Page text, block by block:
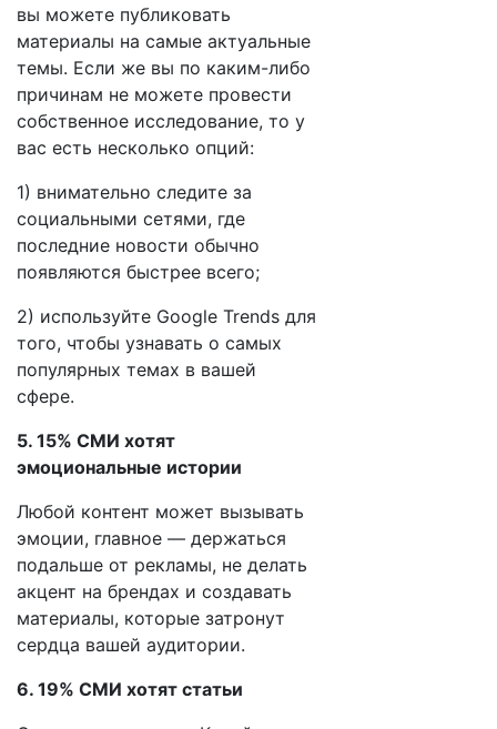
вы можете публиковать
материалы на самые актуальные
темы. Если же вы по каким-либо
причинам не можете провести
собственное исследование, то у
вас есть несколько опций:
1) внимательно следите за
социальными сетями, где
последние новости обычно
появляются быстрее всего;
2) используйте Google Trends для
того, чтобы узнавать о самых
популярных темах в вашей
сфере.
5. 15% СМИ хотят
эмоциональные истории
Любой контент может вызывать
эмоции, главное — держаться
подальше от рекламы, не делать
акцент на брендах и создавать
материалы, которые затронут
сердца вашей аудитории.
6. 19% СМИ хотят статьи